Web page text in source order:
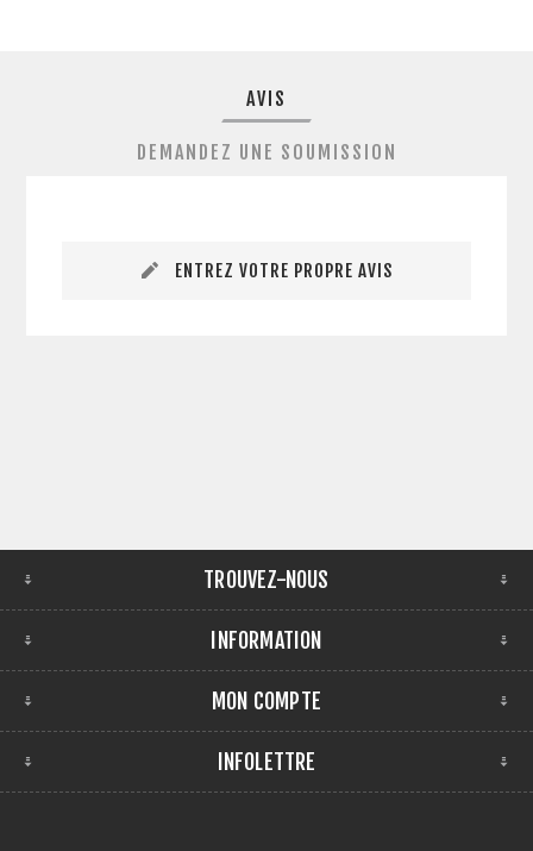
AVIS
DEMANDEZ UNE SOUMISSION
ENTREZ VOTRE PROPRE AVIS
TROUVEZ-NOUS
INFORMATION
MON COMPTE
INFOLETTRE